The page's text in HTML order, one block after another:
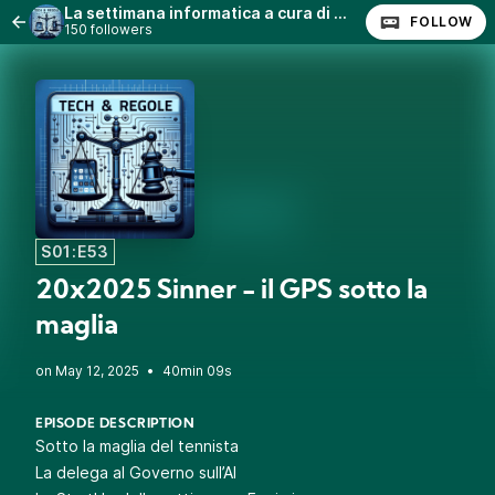
La settimana informatica a cura di @quinta (Stefano Quintarelli) con Lanfranco Palazzolo (Radio Radicale)
150 followers FOLLOW
S01:E53
20x2025 Sinner - il GPS sotto la
maglia
• 40min 09s
EPISODE DESCRIPTION
Sotto la maglia del tennista
La delega al Governo sull’AI